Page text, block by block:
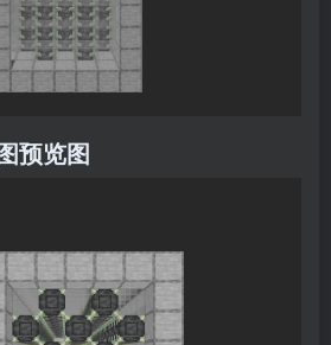
预览图